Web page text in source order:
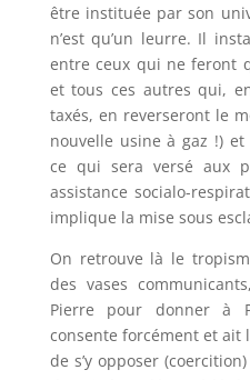
être instituée par son
n’est qu’un leurre. Il
entre ceux qui ne feront
et tous ces autres qui,
taxés, en reverseront le
nouvelle usine à gaz !)
ce qui sera versé aux
assistance socialo-
implique la mise sous
On retrouve là le
des vases
Pierre pour donner à
consente forcément et ait
de s’y opposer